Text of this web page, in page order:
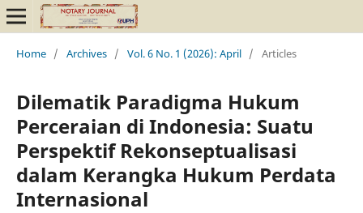
Home / Archives / Vol. 6 No. 1 (2026): April / Articles
Dilematik Paradigma Hukum
Perceraian di Indonesia: Suatu
Perspektif Rekonseptualisasi
dalam Kerangka Hukum Perdata
Internasional